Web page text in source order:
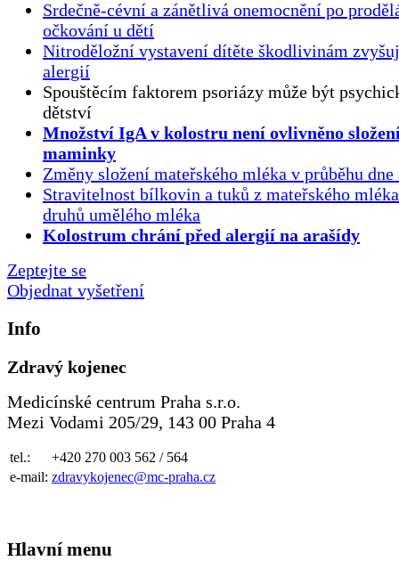
Srdečně-cévní a zánětlivá onemocnění po
očkování u dětí
Nitroděložní vystavení dítěte škodlivinám
alergií
Spouštěcím faktorem psoriázy může být
dětství
Množství IgA v kolostru není ovlivněno
maminky
Změny složení mateřského mléka v průběhu dne
Stravitelnost bílkovin a tuků z mateřského
druhů umělého mléka
Kolostrum chrání před alergií na arašídy
Zeptejte se
Objednat vyšetření
Info
Zdravý kojenec
Medicínské centrum Praha s.r.o.
Mezi Vodami 205/29, 143 00 Praha 4
tel.:
+420 270 003 562 / 564
e-mail: zdravykojenec@mc-praha.cz
Hlavní menu